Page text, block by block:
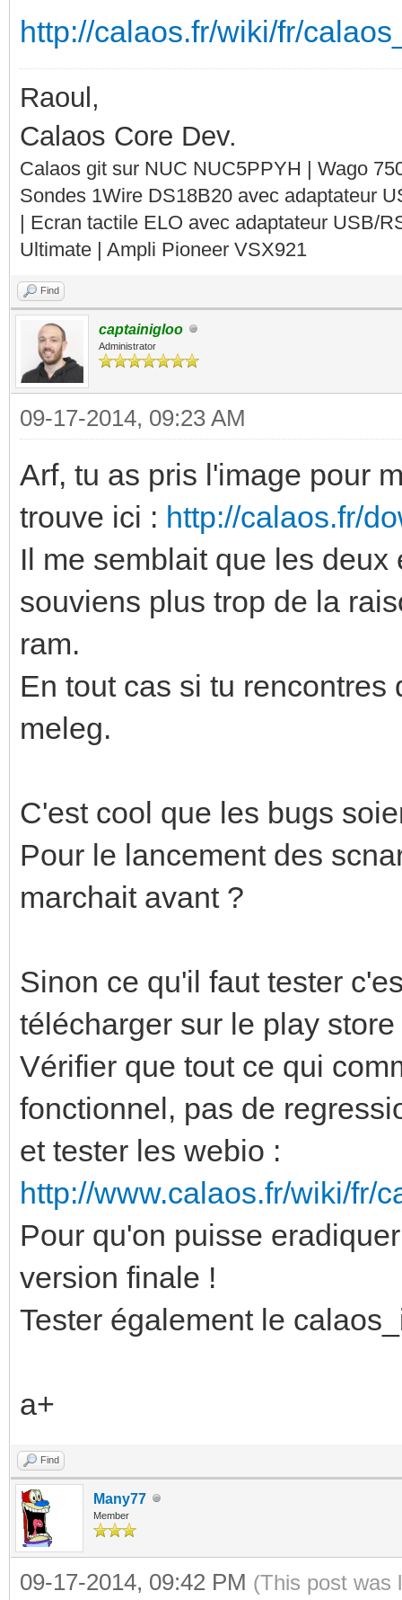
http://calaos.fr/wiki/fr/
Raoul,
Calaos Core Dev.
Calaos git sur NUC NUC5PPYH | Wago
Sondes 1Wire DS18B20 avec adaptateur
| Ecran tactile ELO avec adaptateur USB/
Ultimate | Ampli Pioneer VSX921
Find
captainigloo
Administrator
09-17-2014, 09:23 AM
Arf, tu as pris l'image pour
trouve ici : http://calaos.fr/
Il me semblait que les
souviens plus trop de la
ram.
En tout cas si tu
meleg.
C'est cool que les bugs
Pour le lancement des
marchait avant ?
Sinon ce qu'il faut tester
télécharger sur le play
Vérifier que tout ce qui
fonctionnel, pas de
et tester les webio :
http://www.calaos.fr/wiki/fr/
Pour qu'on puisse
version finale !
Tester également le
a+
Find
Many77
Member
09-17-2014, 09:42 PM (This post was